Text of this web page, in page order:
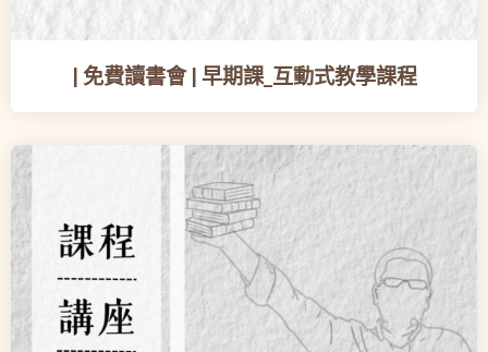
| 免費讀書會 | 早期課_互動式教學課程